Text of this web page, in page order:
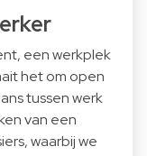
een werkplek
het om open
tussen werk
van een
waarbij we